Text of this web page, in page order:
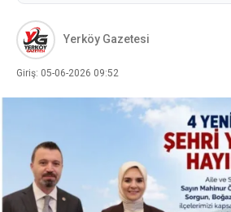
Yerköy Gazetesi
Giriş: 05-06-2026 09:52